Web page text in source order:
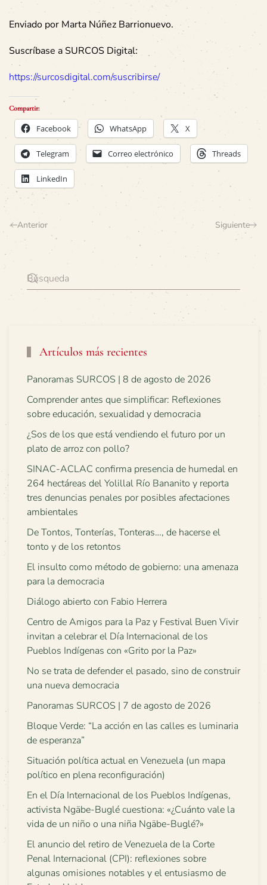
Enviado por Marta Núñez Barrionuevo.
Suscríbase a SURCOS Digital:
https://surcosdigital.com/suscribirse/
Compartir:
Facebook WhatsApp X
Telegram Correo electrónico Threads
LinkedIn
Anterior Siguiente
Artículos más recientes
Panoramas SURCOS | 8 de agosto de 2026
Comprender antes que simplificar: Reflexiones
sobre educación, sexualidad y democracia
¿Sos de los que está vendiendo el futuro por un
plato de arroz con pollo?
SINAC-ACLAC confirma presencia de humedal en
264 hectáreas del Yolillal Río Bananito y reporta
tres denuncias penales por posibles afectaciones
ambientales
De Tontos, Tonterías, Tonteras…, de hacerse el
tonto y de los retontos
El insulto como método de gobierno: una amenaza
para la democracia
Diálogo abierto con Fabio Herrera
Centro de Amigos para la Paz y Festival Buen Vivir
invitan a celebrar el Día Internacional de los
Pueblos Indígenas con «Grito por la Paz»
No se trata de defender el pasado, sino de construir
una nueva democracia
Panoramas SURCOS | 7 de agosto de 2026
Bloque Verde: “La acción en las calles es luminaria
de esperanza”
Situación política actual en Venezuela (un mapa
político en plena reconfiguración)
En el Día Internacional de los Pueblos Indígenas,
activista Ngäbe-Buglé cuestiona: «¿Cuánto vale la
vida de un niño o una niña Ngäbe-Buglé?»
El anuncio del retiro de Venezuela de la Corte
Penal Internacional (CPI): reflexiones sobre
algunas omisiones notables y el entusiasmo de